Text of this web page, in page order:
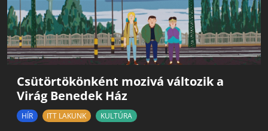
Csütörtökönként mozivá változik a
Virág Benedek Ház
HÍR ITT LAKUNK KULTÚRA